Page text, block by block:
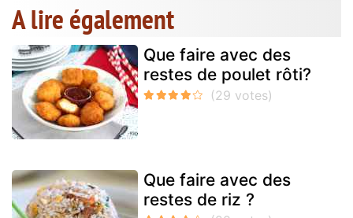
A lire également
Que faire avec des
restes de poulet rôti?
Que faire avec des
restes de riz ?